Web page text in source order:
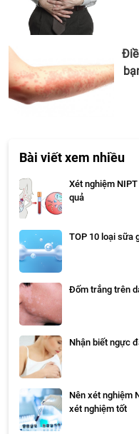
Bài viết xem nhiều
Xét nghiệm
quả
TOP 10 loại sữa
Đốm trắng trên
Nhận biết ngực
Nên xét nghiệm
xét nghiệm tốt